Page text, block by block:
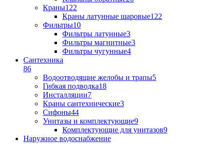
Краны122
Краны латунные шаровые122
Фильтры10
Фильтры латунные3
Фильтры магнитные3
Фильтры чугунные4
Сантехника
86
Водоотводящие желобы и трапы5
Гибкая подводка18
Инсталляции7
Краны сантехнические3
Сифоны44
Унитазы и комплектующие9
Комплектующие для унитазов9
Наружное водоснабжение